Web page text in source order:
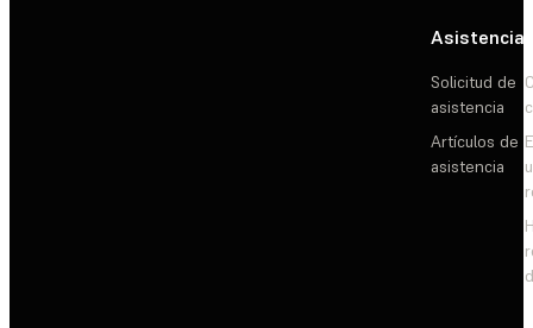
Asistencia
Solicitud de
asistencia
Artículos de
asistencia